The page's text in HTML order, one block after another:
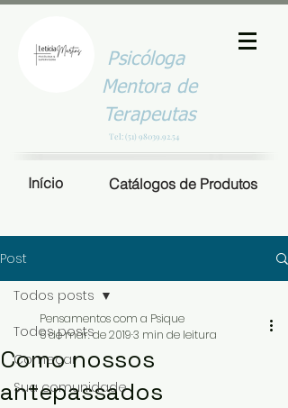
Psicóloga
Mentora de
Terapeutas
Tel:(51) 98039.92.54
Início Catálogos de Produtos
Post
Todos posts
Começar
Sua comunidade
Todos posts
Como nossos
antepassados
Pensamentos com a Psique
5 de mar. de 20193 min de leitura